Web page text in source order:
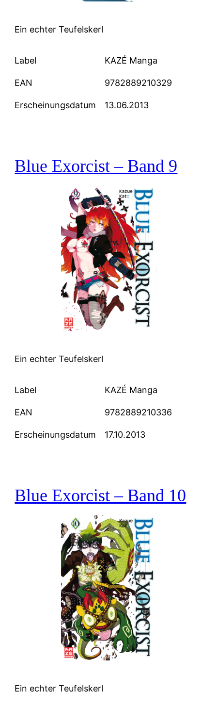
Ein echter Teufelskerl
Label KAZÉ Manga
EAN 9782889210329
Erscheinungsdatum 13.06.2013
Blue Exorcist – Band 9
Ein echter Teufelskerl
Label KAZÉ Manga
EAN 9782889210336
Erscheinungsdatum 17.10.2013
Blue Exorcist – Band 10
Ein echter Teufelskerl